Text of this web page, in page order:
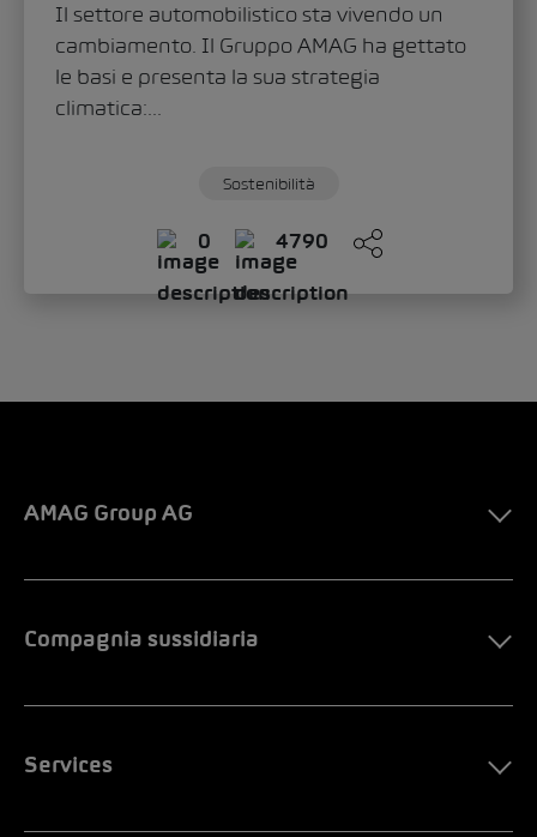
Il settore automobilistico sta vivendo un
cambiamento. Il Gruppo AMAG ha gettato
le basi e presenta la sua strategia
climatica:...
Sostenibilità
0 4790
AMAG Group AG
Compagnia sussidiaria
Services